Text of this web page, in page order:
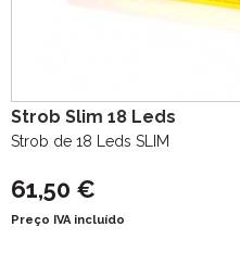
Strob Slim 18 Leds
Strob de 18 Leds SLIM
61,50 €
Preço IVA incluído